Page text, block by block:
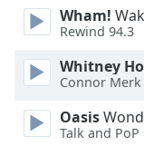
Style
Font
Family
Wham!
Rewind 94.3
Whitney
Connor Merk
Oasis
Talk and PoP